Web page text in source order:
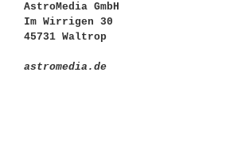
AstroMedia GmbH
Im Wirrigen 30
45731 Waltrop
astromedia.de